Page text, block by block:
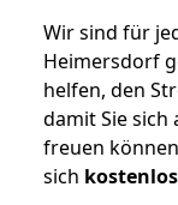
Wir sind für
Heimersdorf
helfen, den
damit Sie
freuen
sich